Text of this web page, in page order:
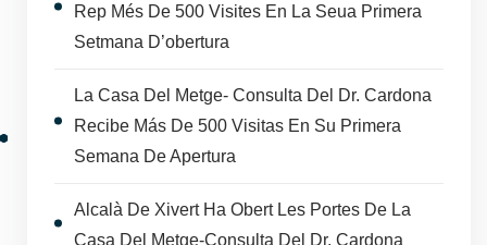
Rep Més De 500 Visites En La Seua Primera
Setmana D’obertura
La Casa Del Metge- Consulta Del Dr. Cardona
Recibe Más De 500 Visitas En Su Primera
Semana De Apertura
Alcalà De Xivert Ha Obert Les Portes De La
Casa Del Metge-Consulta Del Dr. Cardona